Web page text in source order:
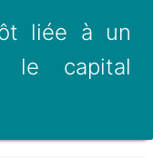
liée à un
le capital